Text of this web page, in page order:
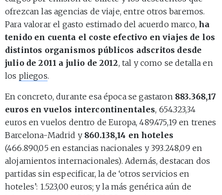
ofrezcan las agencias de viaje, entre otros baremos.
Para valorar el gasto estimado del acuerdo marco,ha
tenido en cuenta el coste efectivo en viajes de los
distintos organismos públicos adscritos desde
julio de 2011 a julio de 2012, tal y como se detalla en
los pliegos.
En concreto, durante esa época se gastaron 883.368,17
euros en vuelos intercontinentales, 654.323,34
euros en vuelos dentro de Europa, 489.475,19 en trenes
Barcelona-Madrid y 860.138,14 en hoteles
(466.890,05 en estancias nacionales y 393.248,09 en
alojamientos internacionales). Además, destacan dos
partidas sin especificar, la de ‘otros servicios en
hoteles’: 1.523,00 euros; y la más genérica aún de